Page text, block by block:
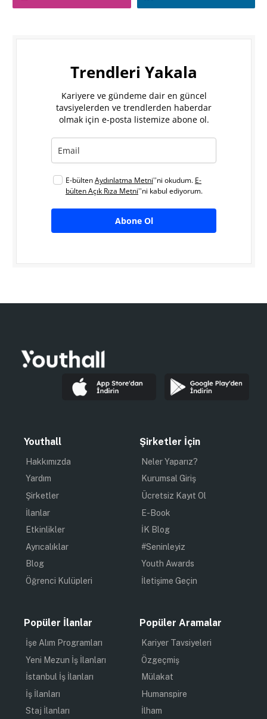
Trendleri Yakala
Kariyere ve gündeme dair en güncel
tavsiyelerden ve trendlerden haberdar
olmak için e-posta listemize abone ol.
E-bültenAydınlatma Metni''ni okudum. E-
bülten Açık Rıza Metni''ni kabul ediyorum.
Abone Ol
Youthall
Hakkımızda
Yardım
Şirketler
İlanlar
Etkinlikler
Ayrıcalıklar
Blog
Öğrenci Kulüpleri
Şirketler İçin
Neler Yaparız?
Kurumsal Giriş
Ücretsiz Kayıt Ol
E-Book
İK Blog
#Seninleyiz
Youth Awards
İletişime Geçin
Popüler İlanlar
İşe Alım Programları
Yeni Mezun İş İlanları
İstanbul İş İlanları
İş İlanları
Staj İlanları
Popüler Aramalar
Kariyer Tavsiyeleri
Özgeçmiş
Mülakat
Humanspire
İlham